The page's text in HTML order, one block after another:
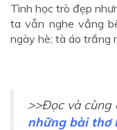
Tình học trò đẹp
ta vẫn nghe vẳng
ngày hè; tà áo trắng
>>Đọc và cùng
những bài thơ